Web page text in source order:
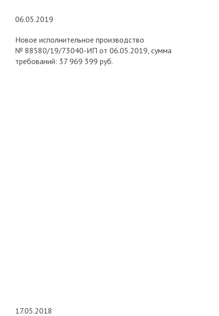
06.05.2019
Новое исполнительное производство
№ 88580/19/73040-ИП от 06.05.2019, сумма
требований: 37 969 399 руб.
17.05.2018